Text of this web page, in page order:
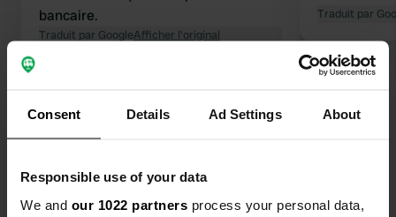
Consent Details Ad Settings About
Responsible use of your data
We and our 1022 partners process your personal data,
bancaire.
Traduit par GoogleAfficher l'original
Traduit par